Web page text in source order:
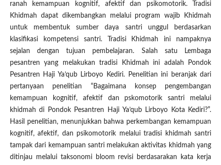
ranah kemampuan kognitif, afektif dan psikomotorik. Tradisi
Khidmah dapat dikembangkan melalui program wajib Khidmah
untuk membentuk sumber daya santri unggul berdasarkan
klasifikasi kompetensi santri. Tradisi Khidmah ini nampaknya
sejalan dengan tujuan pembelajaran. Salah satu Lembaga
pesantren yang melakukan tradisi Khidmah ini adalah Pondok
Pesantren Haji Ya’qub Lirboyo Kediri. Penelitian ini beranjak dari
pertanyaan penelitian “Bagaimana konsep pengembangan
kemampuan kognitif, afektif dan pskomotorik santri melalui
khidmah di Pondok Pesantren Haji Ya’qub Lirboyo Kota Kediri?”.
Hasil penelitian, menunjukkan bahwa perkembangan kemampuan
kognitif, afektif, dan psikomotorik melalui tradisi khidmah santri
tampak dari kemampuan santri melakukan aktivitas khidmah yang
ditinjau melalui taksonomi bloom revisi berdasarakan kata kerja